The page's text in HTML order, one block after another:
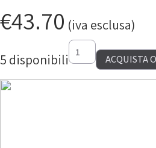
€43.70 (iva esclusa)
5 disponibili
3RV20110JA10
quantitàACQUISTA